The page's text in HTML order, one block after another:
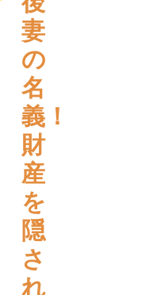
妻
の
名
義！
財
産
を
隠
さ
れ